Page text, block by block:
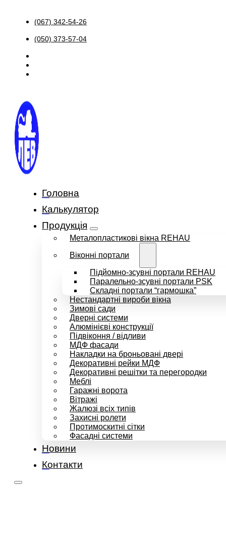
(067) 342-54-26
(050) 373-57-04
Головна
Калькулятор
Продукція
Металопластикові вікна REHAU
Віконні портали
Підйомно-зсувні портали REHAU
Паралельно-зсувні портали PSK
Складні портали “гармошка”
Нестандартні вироби вікна
Зимові сади
Дверні системи
Алюмінієві конструкції
Підвіконня / відливи
МДФ фасади
Накладки на броньовані двері
Декоративні рейки МДФ
Декоративні решітки та перегородки
Меблі
Гаражні ворота
Вітражі
Жалюзі всіх типів
Захисні ролети
Протимоскитні сітки
Фасадні системи
Новини
Контакти